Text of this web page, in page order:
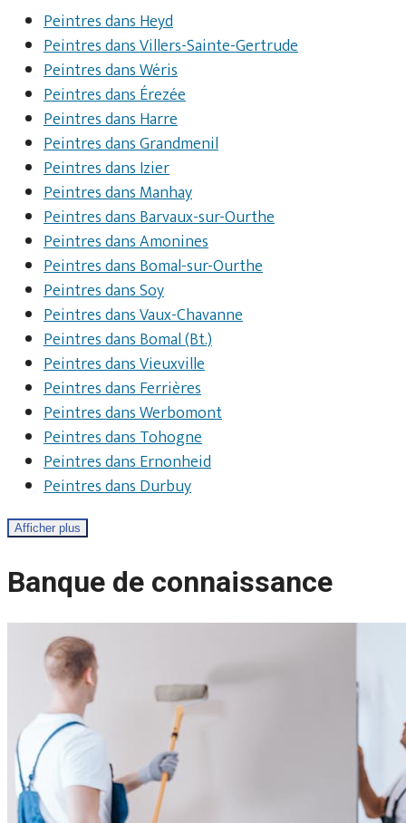
Peintres dans Heyd
Peintres dans Villers-Sainte-Gertrude
Peintres dans Wéris
Peintres dans Érezée
Peintres dans Harre
Peintres dans Grandmenil
Peintres dans Izier
Peintres dans Manhay
Peintres dans Barvaux-sur-Ourthe
Peintres dans Amonines
Peintres dans Bomal-sur-Ourthe
Peintres dans Soy
Peintres dans Vaux-Chavanne
Peintres dans Bomal (Bt.)
Peintres dans Vieuxville
Peintres dans Ferrières
Peintres dans Werbomont
Peintres dans Tohogne
Peintres dans Ernonheid
Peintres dans Durbuy
Afficher plus
Banque de connaissance